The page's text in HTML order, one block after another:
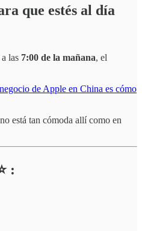
que estés al día
las 7:00 de la mañana, el
de Apple en China es cómo
está tan cómoda allí como en
: